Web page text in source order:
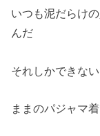
いつも泥だらけ
んだ
それしかできない
ままのパジャマ着